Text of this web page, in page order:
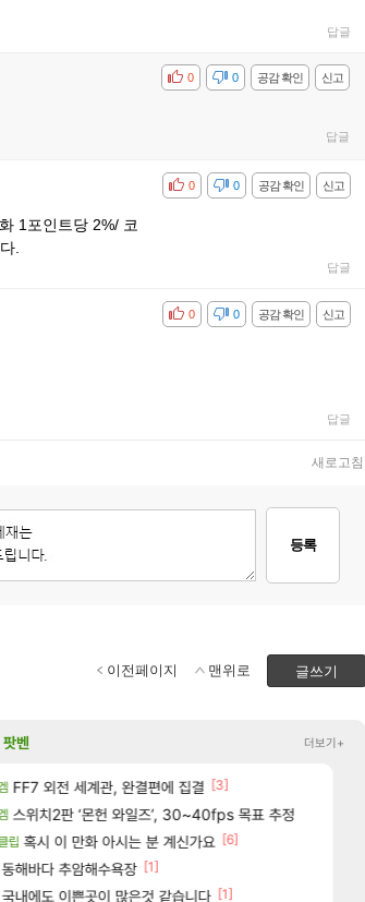
답글
신고
공감 확인
비공감 0
0
답글
신고
공감 확인
비공감 0
0
1포인트당 2%/ 코
.
답글
신고
공감 확인
비공감 0
0
답글
새로고침
등록
글쓰기
이전페이지 맨위로
재 나무위키 실검 1위인 김규원 [75]
파는 게 왜 쌀숭이임? [183]
) 벨가르딘 나메 320줄 11시 유기 택틱 소개
아떨린다 한시간후면 [13]
니 뭔 샤타 안 나왔다고 진짜 화내는 사람도 있네
팟벤 더보기+
FF7 외전 세계관, 완결편에 집결 [3]
스위치2판 ‘몬헌 와일즈’, 30~40fps 목표 추정
립 혹시 이 만화 아시는 분 계신가요 [6]
동해바다 추암해수욕장 [1]
국내에도 이쁜곳이 많은것 같습니다 [1]